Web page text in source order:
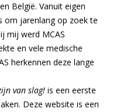
België. Vanuit eigen
om jarenlang op zoek te
mij werd MCAS
en vele medische
herkennen deze lange
van slag! is een eerste
Deze website is een